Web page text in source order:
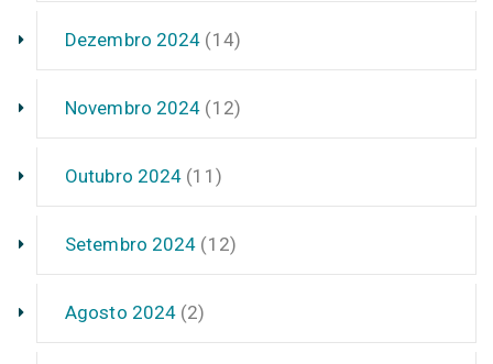
Dezembro 2024 (14)
Novembro 2024 (12)
Outubro 2024 (11)
Setembro 2024 (12)
Agosto 2024 (2)